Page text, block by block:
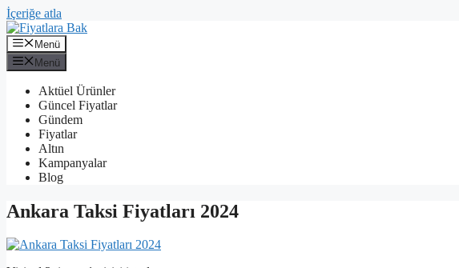
İçeriğe atla
Menü
Menü
Aktüel Ürünler
Güncel Fiyatlar
Gündem
Fiyatlar
Altın
Kampanyalar
Blog
Ankara Taksi Fiyatları 2024